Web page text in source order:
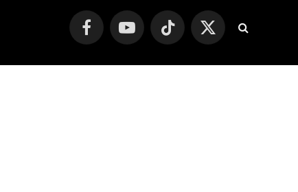
FacebookYouTube TikTok
X
(Twitter)